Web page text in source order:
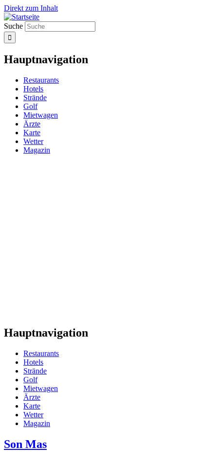
Direkt zum Inhalt
Suche
Hauptnavigation
Restaurants
Hotels
Strände
Golf
Mietwagen
Ärzte
Karte
Wetter
Magazin
Hauptnavigation
Restaurants
Hotels
Strände
Golf
Mietwagen
Ärzte
Karte
Wetter
Magazin
Son Mas